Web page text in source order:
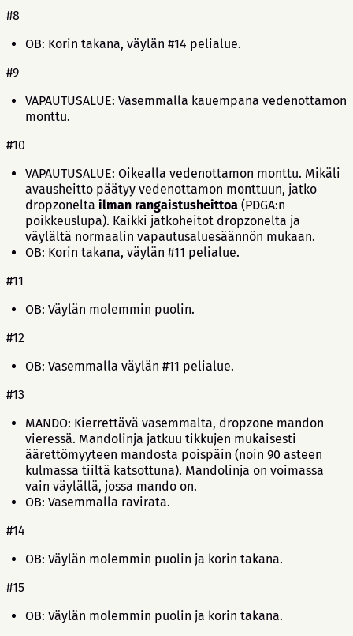
#8
OB: Korin takana, väylän #14 pelialue.
#9
VAPAUTUSALUE: Vasemmalla kauempana vedenottamon
monttu.
#10
VAPAUTUSALUE: Oikealla vedenottamon monttu. Mikäli
avausheitto päätyy vedenottamon monttuun, jatko
dropzonelta ilman rangaistusheittoa (PDGA:n
poikkeuslupa). Kaikki jatkoheitot dropzonelta ja
väylältä normaalin vapautusaluesäännön mukaan.
OB: Korin takana, väylän #11 pelialue.
#11
OB: Väylän molemmin puolin.
#12
OB: Vasemmalla väylän #11 pelialue.
#13
MANDO: Kierrettävä vasemmalta, dropzone mandon
vieressä. Mandolinja jatkuu tikkujen mukaisesti
äärettömyyteen mandosta poispäin (noin 90 asteen
kulmassa tiiltä katsottuna). Mandolinja on voimassa
vain väylällä, jossa mando on.
OB: Vasemmalla ravirata.
#14
OB: Väylän molemmin puolin ja korin takana.
#15
OB: Väylän molemmin puolin ja korin takana.